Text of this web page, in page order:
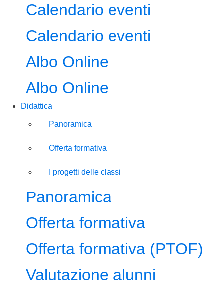
Calendario eventi
Calendario eventi
Albo Online
Albo Online
Didattica
Panoramica
Offerta formativa
I progetti delle classi
Panoramica
Offerta formativa
Offerta formativa (PTOF)
Valutazione alunni